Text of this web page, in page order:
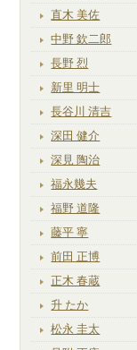
直木 美佐
中野 欽二郎
長野 烈
新里 明士
長谷川 清吉
深田 健介
深見 陶治
福永幾夫
福野 道隆
藤平 寧
前田 正博
正木 春蔵
升 たか
松永 圭太